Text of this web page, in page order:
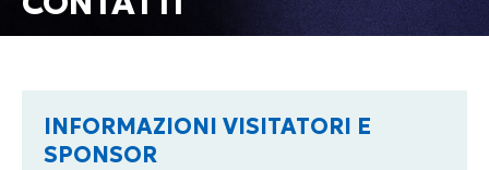
INFORMAZIONI VISITATORI E
SPONSOR